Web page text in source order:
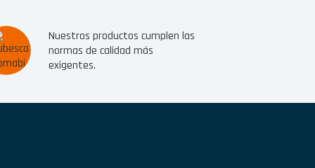
Nuestros productos cumplen las
normas de calidad más
exigentes.